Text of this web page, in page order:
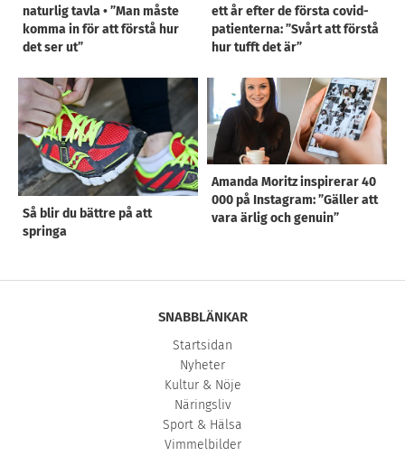
naturlig tavla • ”Man måste
komma in för att förstå hur
det ser ut”
ett år efter de första covid-
patienterna: ”Svårt att förstå
hur tufft det är”
Så blir du bättre på att
springa
Amanda Moritz inspirerar 40
000 på Instagram: ”Gäller att
vara ärlig och genuin”
SNABBLÄNKAR
Startsidan
Nyheter
Kultur & Nöje
Näringsliv
Sport & Hälsa
Vimmelbilder